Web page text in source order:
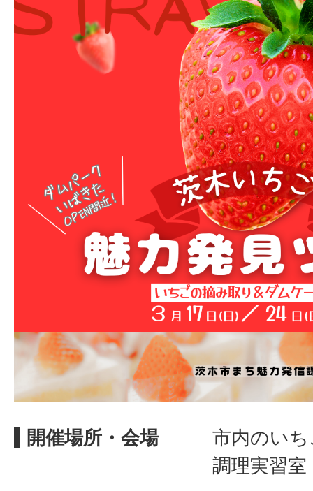
開催場所・会場
市内のい
調理実習室